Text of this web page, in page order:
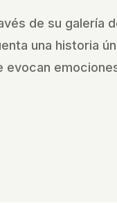
de su galería
una historia
evocan